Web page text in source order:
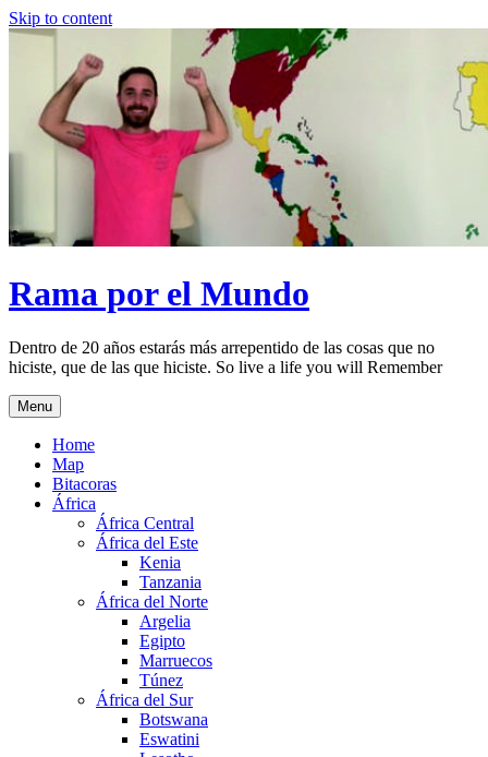
Skip to content
Rama por el Mundo
Dentro de 20 años estarás más arrepentido de las cosas que no
hiciste, que de las que hiciste. So live a life you will Remember
Menu
Home
Map
Bitacoras
África
África Central
África del Este
Kenia
Tanzania
África del Norte
Argelia
Egipto
Marruecos
Túnez
África del Sur
Botswana
Eswatini